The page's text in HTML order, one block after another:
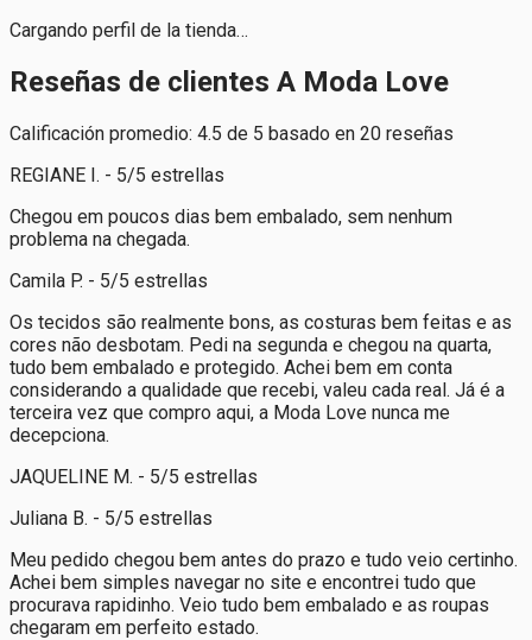
Cargando perfil de la tienda…
Reseñas de clientes A Moda Love
Calificación promedio: 4.5 de 5 basado en 20 reseñas
REGIANE I. - 5/5 estrellas
Chegou em poucos dias bem embalado, sem nenhum
problema na chegada.
Camila P. - 5/5 estrellas
Os tecidos são realmente bons, as costuras bem feitas e as
cores não desbotam. Pedi na segunda e chegou na quarta,
tudo bem embalado e protegido. Achei bem em conta
considerando a qualidade que recebi, valeu cada real. Já é a
terceira vez que compro aqui, a Moda Love nunca me
decepciona.
JAQUELINE M. - 5/5 estrellas
Juliana B. - 5/5 estrellas
Meu pedido chegou bem antes do prazo e tudo veio certinho.
Achei bem simples navegar no site e encontrei tudo que
procurava rapidinho. Veio tudo bem embalado e as roupas
chegaram em perfeito estado.